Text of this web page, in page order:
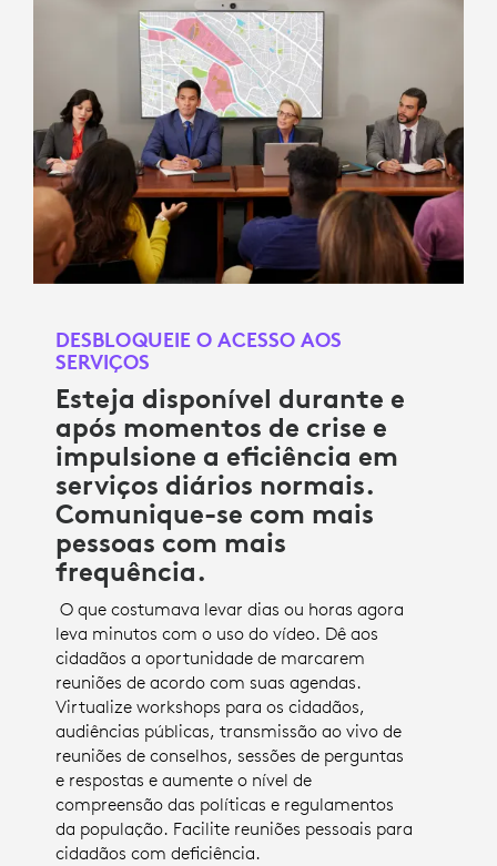
DESBLOQUEIE O ACESSO AOS
SERVIÇOS
Esteja disponível durante e
após momentos de crise e
impulsione a eficiência em
serviços diários normais.
Comunique-se com mais
pessoas com mais
frequência.
O que costumava levar dias ou horas agora
leva minutos com o uso do vídeo. Dê aos
cidadãos a oportunidade de marcarem
reuniões de acordo com suas agendas.
Virtualize workshops para os cidadãos,
audiências públicas, transmissão ao vivo de
reuniões de conselhos, sessões de perguntas
e respostas e aumente o nível de
compreensão das políticas e regulamentos
da população. Facilite reuniões pessoais para
cidadãos com deficiência.